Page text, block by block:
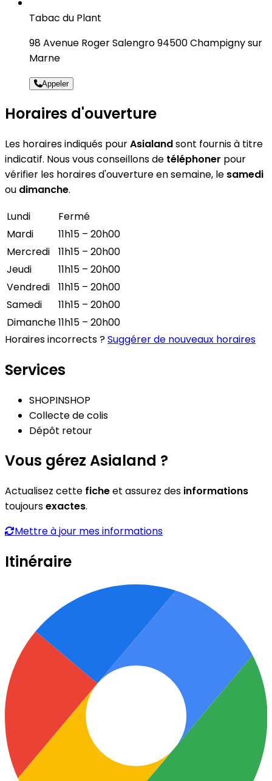
Tabac du Plant
98 Avenue Roger Salengro 94500 Champigny sur
Marne
Appeler
Horaires d'ouverture
Les horaires indiqués pourAsialandsont fournis à titre
indicatif. Nous vous conseillons de téléphoner pour
vérifier les horaires d'ouverture en semaine, le samedi
ou dimanche.
Lundi
Fermé
Mardi
11h15 – 20h00
Mercredi
11h15 – 20h00
Jeudi
11h15 – 20h00
Vendredi
11h15 – 20h00
Samedi
11h15 – 20h00
Dimanche11h15 – 20h00
Horaires incorrects ?Suggérer de nouveaux horaires
Services
SHOPINSHOP
Collecte de colis
Dépôt retour
Vous gérez Asialand ?
Actualisez cette ficheet assurez des informations
toujoursexactes.
Mettre à jour mes informations
Itinéraire